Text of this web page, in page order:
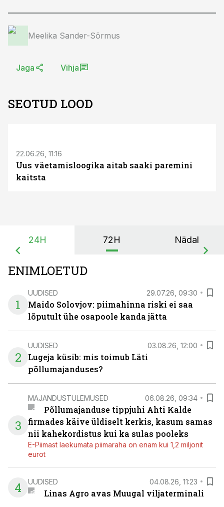
Meelika Sander-Sõrmus
Jaga Vihja
SEOTUD LOOD
22.06.26, 11:16
Uus väetamisloogika aitab saaki paremini
kaitsta
24H 72H Nädal
ENIMLOETUD
1
UUDISED 29.07.26, 09:30
Maido Solovjov: piimahinna riski ei saa
lõputult ühe osapoole kanda jätta
2
UUDISED 03.08.26, 12:00
Lugeja küsib: mis toimub Läti
põllumajanduses?
3
MAJANDUSTULEMUSED 06.08.26, 09:34
Põllumajanduse tippjuhi Ahti Kalde
firmades käive üldiselt kerkis, kasum samas
nii kahekordistus kui ka sulas pooleks
E-Piimast laekumata piimaraha on enam kui 1,2 miljonit
eurot
4 UUDISED 04.08.26, 11:23
Linas Agro avas Muugal viljaterminali